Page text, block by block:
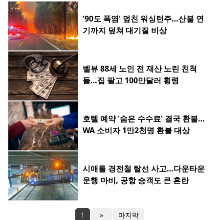
'90도 폭염' 덮친 워싱턴주…산불 연
기까지 덮쳐 대기질 비상
벨뷰 88세 노인 전 재산 노린 친척
들…집 팔고 100만달러 횡령
호텔 예약 '숨은 수수료' 결국 환불…
WA 소비자 1만2천명 환불 대상
시애틀 경전철 탈선 사고…다운타운
운행 마비, 공항 승객도 큰 혼란
1 » 마지막